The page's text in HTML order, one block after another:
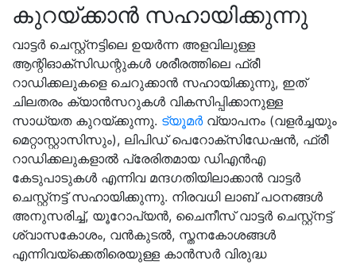
കുറയ്ക്കാൻ സഹായിക്കുന്നു
വാട്ടർ ചെസ്റ്റ്നട്ടിലെ ഉയർന്ന അളവിലുള്ള
ആന്റിഓക്‌സിഡന്റുകൾ ശരീരത്തിലെ ഫ്രീ
റാഡിക്കലുകളെ ചെറുക്കാൻ സഹായിക്കുന്നു, ഇത്
ചിലതരം ക്യാൻസറുകൾ വികസിപ്പിക്കാനുള്ള
സാധ്യത കുറയ്ക്കുന്നു. ട്യൂമർവ്യാപനം (വളർച്ചയും
മെറ്റാസ്റ്റാസിസും), ലിപിഡ് പെറോക്‌സിഡേഷൻ, ഫ്രീ
റാഡിക്കലുകളാൽ പ്രേരിതമായ ഡിഎൻഎ
കേടുപാടുകൾ എന്നിവ മന്ദഗതിയിലാക്കാൻ വാട്ടർ
ചെസ്റ്റ്നട്ട് സഹായിക്കുന്നു. നിരവധി ലാബ് പഠനങ്ങൾ
അനുസരിച്ച്, യൂറോപ്യൻ, ചൈനീസ് വാട്ടർ ചെസ്റ്റ്നട്ട്
ശ്വാസകോശം, വൻകുടൽ, സ്തനകോശങ്ങൾ
എന്നിവയ്‌ക്കെതിരെയുള്ള കാൻസർ വിരുദ്ധ